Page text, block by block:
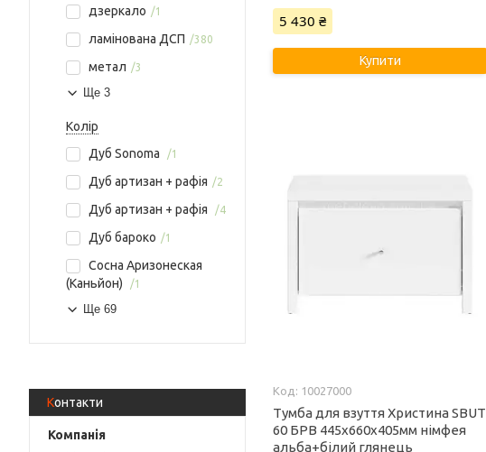
дзеркало 1
ламінована ДСП 380
метал 3
Ще 3
Колір
Дуб Sonoma
1
Дуб артизан + рафія 2
Дуб артизан + рафія 4
Дуб бароко 1
Сосна Аризонеская
(Каньйон)
1
Ще 69
Контакти
5 430 ₴
Купити
10027000
Тумба для взуття Христина SBUT
60 БРВ 445х660х405мм німфея
альба+білий глянець